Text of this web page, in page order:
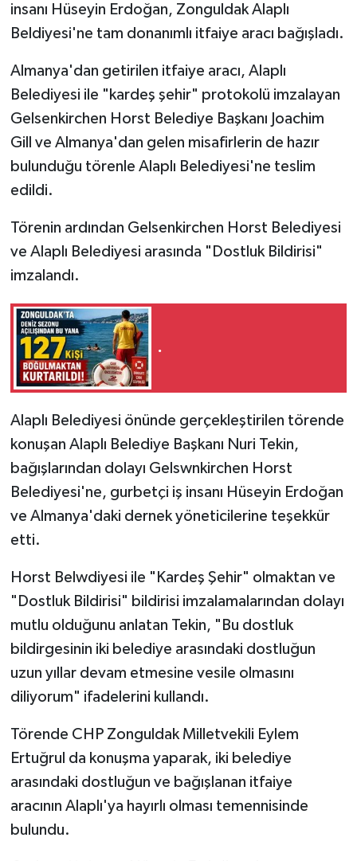
insanı Hüseyin Erdoğan, Zonguldak Alaplı
Beldiyesi'ne tam donanımlı itfaiye aracı bağışladı.
Almanya'dan getirilen itfaiye aracı, Alaplı
Belediyesi ile "kardeş şehir" protokolü imzalayan
Gelsenkirchen Horst Belediye Başkanı Joachim
Gill ve Almanya'dan gelen misafirlerin de hazır
bulunduğu törenle Alaplı Belediyesi'ne teslim
edildi.
Törenin ardından Gelsenkirchen Horst Belediyesi
ve Alaplı Belediyesi arasında "Dostluk Bildirisi"
imzalandı.
.
Alaplı Belediyesi önünde gerçekleştirilen törende
konuşan Alaplı Belediye Başkanı Nuri Tekin,
bağışlarından dolayı Gelswnkirchen Horst
Belediyesi'ne, gurbetçi iş insanı Hüseyin Erdoğan
ve Almanya'daki dernek yöneticilerine teşekkür
etti.
Horst Belwdiyesi ile "Kardeş Şehir" olmaktan ve
"Dostluk Bildirisi" bildirisi imzalamalarından dolayı
mutlu olduğunu anlatan Tekin, "Bu dostluk
bildirgesinin iki belediye arasındaki dostluğun
uzun yıllar devam etmesine vesile olmasını
diliyorum" ifadelerini kullandı.
Törende CHP Zonguldak Milletvekili Eylem
Ertuğrul da konuşma yaparak, iki belediye
arasındaki dostluğun ve bağışlanan itfaiye
aracının Alaplı'ya hayırlı olması temennisinde
bulundu.